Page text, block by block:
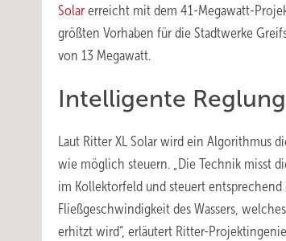
Solar erreicht mit dem 41-Megawatt-
größten Vorhaben für die Stadtwerke
von 13 Megawatt.
Intelligente
Laut Ritter XL Solar wird ein Algorithmus
wie möglich steuern. „Die Technik misst
im Kollektorfeld und steuert entsprechend
Fließgeschwindigkeit des Wassers,
erhitzt wird“, erläutert Ritter-